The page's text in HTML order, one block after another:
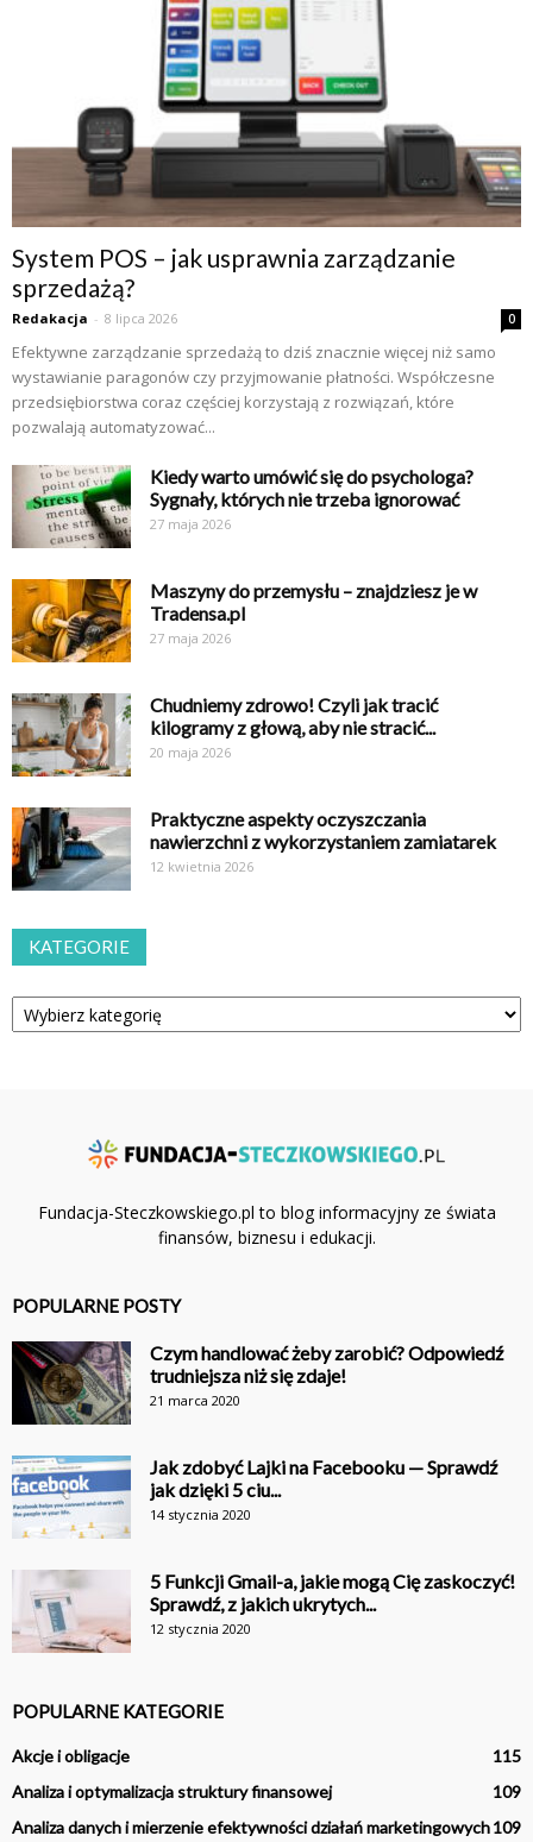
System POS – jak usprawnia zarządzanie
sprzedażą?
Redakacja - 8 lipca 2026 0
Efektywne zarządzanie sprzedażą to dziś znacznie więcej niż samo
wystawianie paragonów czy przyjmowanie płatności. Współczesne
przedsiębiorstwa coraz częściej korzystają z rozwiązań, które
pozwalają automatyzować...
Kiedy warto umówić się do psychologa?
Sygnały, których nie trzeba ignorować
27 maja 2026
Maszyny do przemysłu – znajdziesz je w
Tradensa.pl
27 maja 2026
Chudniemy zdrowo! Czyli jak tracić
kilogramy z głową, aby nie stracić...
20 maja 2026
Praktyczne aspekty oczyszczania
nawierzchni z wykorzystaniem zamiatarek
12 kwietnia 2026
KATEGORIE
Kategorie
Fundacja-Steczkowskiego.pl to blog informacyjny ze świata
finansów, biznesu i edukacji.
POPULARNE POSTY
Czym handlować żeby zarobić? Odpowiedź
trudniejsza niż się zdaje!
21 marca 2020
Jak zdobyć Lajki na Facebooku — Sprawdź
jak dzięki 5 ciu...
14 stycznia 2020
5 Funkcji Gmail-a, jakie mogą Cię zaskoczyć!
Sprawdź, z jakich ukrytych...
12 stycznia 2020
POPULARNE KATEGORIE
Akcje i obligacje
115
Analiza i optymalizacja struktury finansowej
109
Analiza danych i mierzenie efektywności działań marketingowych109